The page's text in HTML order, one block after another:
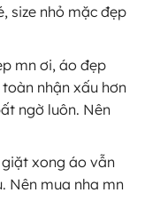
size nhỏ mặc đẹp
mn ơi, áo đẹp
nhận xấu hơn
ngờ luôn. Nên
xong áo vẫn
Nên mua nha mn